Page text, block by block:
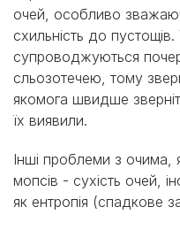
очей, особливо
схильність до
супроводжуються
сльозотечею, тому
якомога швидше
їх виявили.
Інші проблеми з очима,
мопсів - сухість очей,
як ентропія (спадкове